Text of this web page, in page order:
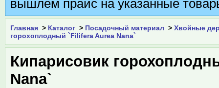
вышлем прайс на указанные
Главная > Каталог > Посадочный материал > Хвойные
горохоплодный `Filifera Aurea Nana`
Кипарисовик
Nana`